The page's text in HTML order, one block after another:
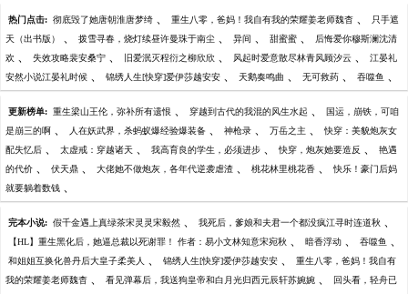
热门点击: 彻底毁了她唐朝淮唐梦绮 、 重生八零，爸妈！我自有我的荣耀姜老师魏杳 、 只手遮
天（出书版） 、 拨雪寻春，烧灯续昼许曼珠于南尘 、 异间 、 甜蜜蜜 、 后悔爱你穆斯澜沈清
欢 、 失效攻略裴安桑宁 、 旧爱泯灭程衍之柳欣欣 、 风起时爱意散尽林青风顾汐云 、 江晏礼
安然小说江晏礼时候 、 锦绣人生[快穿]爱伊莎越安安 、 天鹅奏鸣曲 、 无可救药 、 吞噬鱼 、
更新榜单: 重生梁山王伦，弥补所有遗恨 、 穿越到古代的我混的风生水起 、 国运，崩铁，可咱
是崩三的啊 、 人在妖武界，杀蚂蚁爆经验爆装备 、 神枪录 、 万岳之主 、 快穿：美貌炮灰女
配失忆后 、 太虚戒：穿越诸天 、 我高育良的学生，必须进步 、 快穿，炮灰她要造反 、 艳遇
的代价 、 伏天鼎 、 大佬她不做炮灰，各年代逆袭虐渣 、 桃花林里桃花香 、 快乐！豪门后妈
就要躺着数钱 、
完本小说: 假千金遇上真绿茶宋灵灵宋毅然 、 我死后，爹娘和夫君一个都没疯江寻时连道秋 、
【HL】重生黑化后，她逼总裁以死谢罪！ 作者：易小文林知意宋宛秋 、 暗香浮动 、 吞噬鱼 、
和姐姐互换化兽丹后大皇子柔美人 、 锦绣人生[快穿]爱伊莎越安安 、 重生八零，爸妈！我自有
我的荣耀姜老师魏杳 、 看见弹幕后，我送狗皇帝和白月光归西元辰轩苏婉婉 、 回头看，轻舟已